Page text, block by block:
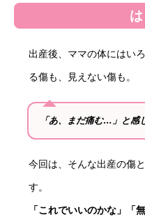
出産後、ママの体にはい
る傷も、見えない傷も。
「あ、まだ痛む…」と感
今回は、そんな出産の傷
す。
「これでいいのかな」「